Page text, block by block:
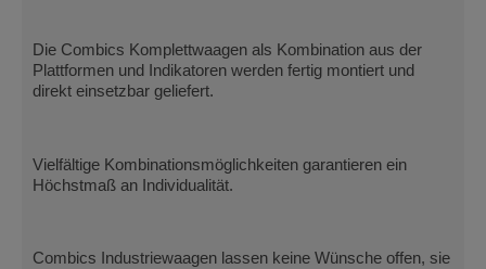
Die Combics Komplettwaagen als Kombination aus der
Plattformen und Indikatoren werden fertig montiert und
direkt einsetzbar geliefert.
Vielfältige Kombinationsmöglichkeiten garantieren ein
Höchstmaß an Individualität.
Combics Industriewaagen lassen keine Wünsche offen, sie